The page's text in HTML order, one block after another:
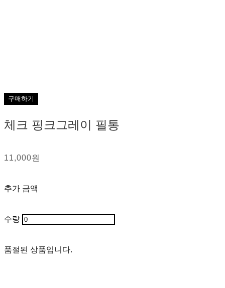
구매하기
체크 핑크그레이 필통
11,000원
추가 금액
수량
품절된 상품입니다.